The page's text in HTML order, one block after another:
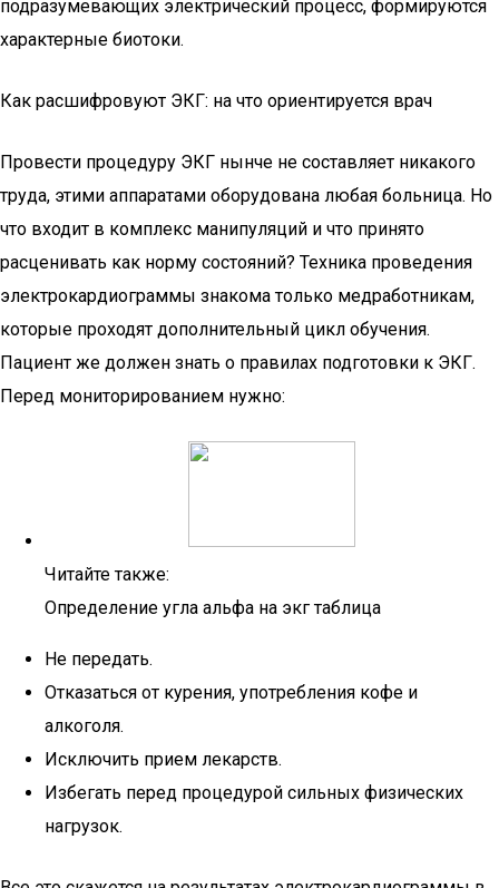
подразумевающих электрический процесс, формируются
характерные биотоки.
Как расшифровуют ЭКГ: на что ориентируется врач
Провести процедуру ЭКГ нынче не составляет никакого
труда, этими аппаратами оборудована любая больница. Но
что входит в комплекс манипуляций и что принято
расценивать как норму состояний? Техника проведения
электрокардиограммы знакома только медработникам,
которые проходят дополнительный цикл обучения.
Пациент же должен знать о правилах подготовки к ЭКГ.
Перед мониторированием нужно:
Читайте также:
Определение угла альфа на экг таблица
Не передать.
Отказаться от курения, употребления кофе и
алкоголя.
Исключить прием лекарств.
Избегать перед процедурой сильных физических
нагрузок.